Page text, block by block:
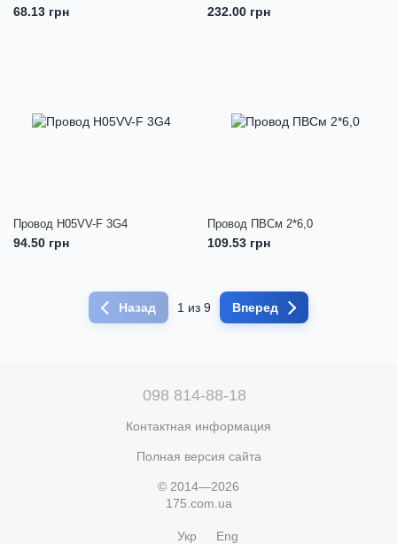
68.13 грн 232.00 грн
Провод H05VV-F 3G4
94.50 грн
Провод ПВСм 2*6,0
109.53 грн
Назад 1 из 9 Вперед
098 814-88-18
Контактная информация
Полная версия сайта
© 2014—2026
175.com.ua
Укр Eng